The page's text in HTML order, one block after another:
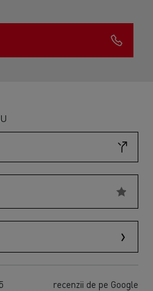
recenzii de pe Google